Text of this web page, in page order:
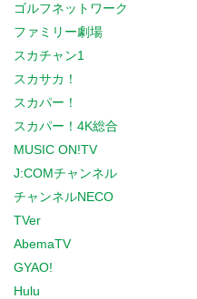
ゴルフネットワーク
ファミリー劇場
スカチャン1
スカサカ！
スカパー！
スカパー！4K総合
MUSIC ON!TV
J:COMチャンネル
チャンネルNECO
TVer
AbemaTV
GYAO!
Hulu